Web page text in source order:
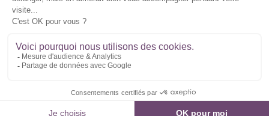
© 2022 Vidal Voyages -Conditions générales de
vente-Conditions particulières de vente
Suivez-nous :